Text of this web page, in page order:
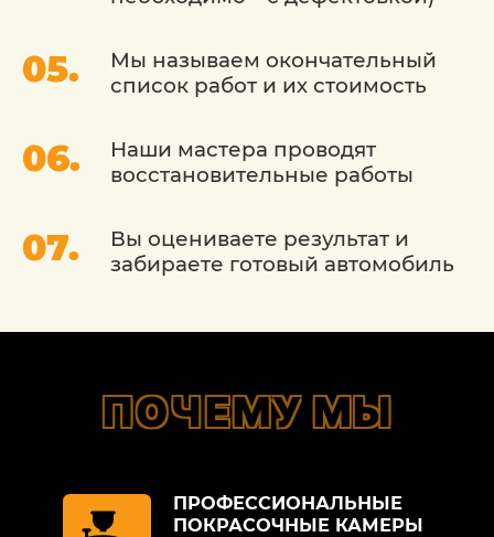
Мы называем окончательный
список работ и их стоимость
Наши мастера проводят
восстановительные работы
Вы оцениваете результат и
забираете готовый автомобиль
ПОЧЕМУ МЫ
ПРОФЕССИОНАЛЬНЫЕ
ПОКРАСОЧНЫЕ КАМЕРЫ